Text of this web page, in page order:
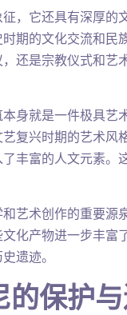
，它还具有深厚
期的文化交流和
还是宗教仪式和
身就是一件极具
复兴时期的艺术
丰富的人文元素
艺术创作的重要
化产物进一步丰
遗迹。
保护